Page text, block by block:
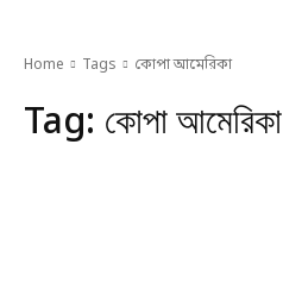
Home Tags কোপা আমেরিকা
Tag: কোপা আমেরিকা